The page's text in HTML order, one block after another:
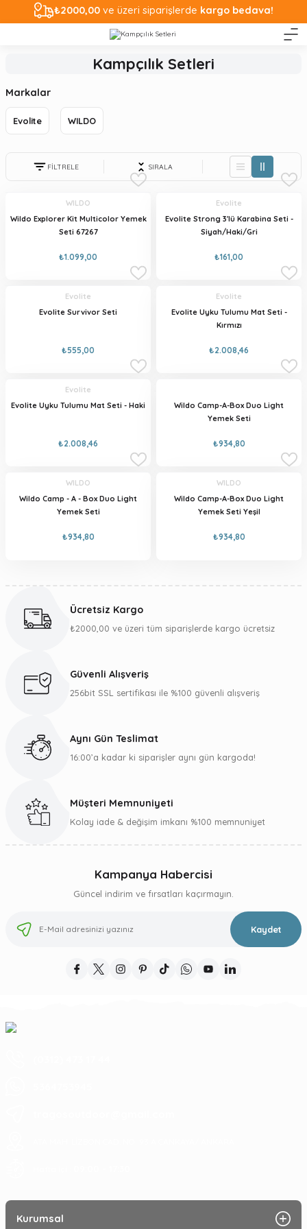
₺2000,00 ve üzeri siparişlerde kargo bedava!
Kampçılık Setleri
Markalar
Evolite WILDO
FİLTRELE SIRALA
WILDO
Wildo Explorer Kit Multicolor Yemek
Seti 67267
₺1.099,00
Evolite
Evolite Strong 3'lü Karabina Seti -
Siyah/Haki/Gri
₺161,00
Evolite
Evolite Survivor Seti
₺555,00
Evolite
Evolite Uyku Tulumu Mat Seti -
Kırmızı
₺2.008,46
Evolite
Evolite Uyku Tulumu Mat Seti - Haki
₺2.008,46
Wildo Camp-A-Box Duo Light
Yemek Seti
₺934,80
WILDO
Wildo Camp - A - Box Duo Light
Yemek Seti
₺934,80
WILDO
Wildo Camp-A-Box Duo Light
Yemek Seti Yeşil
₺934,80
Ücretsiz Kargo
₺2000,00 ve üzeri tüm siparişlerde kargo ücretsiz
Güvenli Alışveriş
256bit SSL sertifikası ile %100 güvenli alışveriş
Aynı Gün Teslimat
16:00’a kadar ki siparişler aynı gün kargoda!
Müşteri Memnuniyeti
Kolay iade & değişim imkanı %100 memnuniyet
Kampanya Habercisi
Güncel indirim ve fırsatları kaçırmayın.
Kaydet
Kurumsal